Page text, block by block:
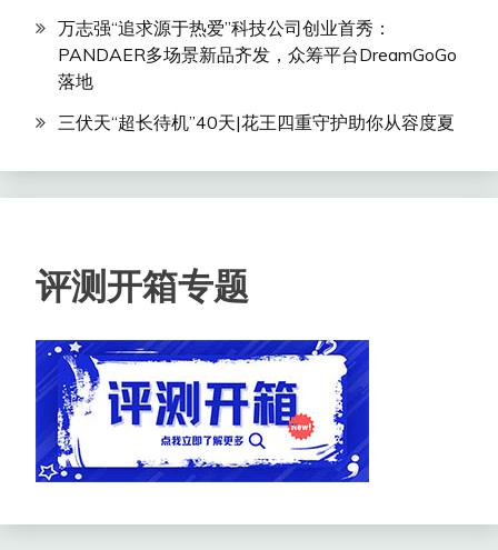
万志强“追求源于热爱”科技公司创业首秀：
PANDAER多场景新品齐发，众筹平台DreamGoGo
落地
三伏天“超长待机”40天|花王四重守护助你从容度夏
评测开箱专题